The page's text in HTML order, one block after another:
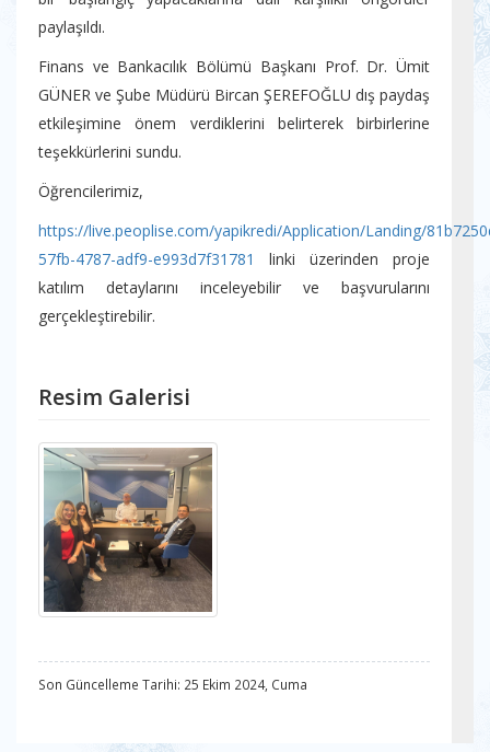
paylaşıldı.
Finans ve Bankacılık Bölümü Başkanı Prof. Dr. Ümit
GÜNER ve Şube Müdürü Bircan ŞEREFOĞLU dış paydaş
etkileşimine önem verdiklerini belirterek birbirlerine
teşekkürlerini sundu.
Öğrencilerimiz,
https://live.peoplise.com/yapikredi/Application/Landing/
57fb-4787-adf9-e993d7f31781
linki üzerinden proje
katılım detaylarını inceleyebilir ve başvurularını
gerçekleştirebilir.
Resim Galerisi
Son Güncelleme Tarihi: 25 Ekim 2024, Cuma